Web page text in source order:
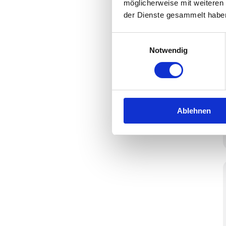
möglicherweise mit
der Dienste gesammelt
Notwendig
Ablehnen